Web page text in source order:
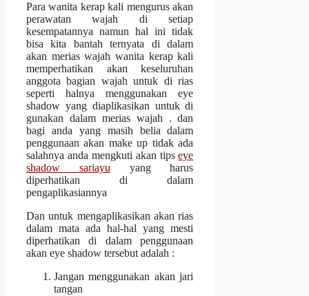
Para wanita kerap kali mengurus akan
perawatan wajah di setiap
kesempatannya namun hal ini tidak
bisa kita bantah ternyata di dalam
akan merias wajah wanita kerap kali
memperhatikan akan keseluruhan
anggota bagian wajah untuk di rias
seperti halnya menggunakan eye
shadow yang diaplikasikan untuk di
gunakan dalam merias wajah . dan
bagi anda yang masih belia dalam
penggunaan akan make up tidak ada
salahnya anda mengkuti akan tipseye
shadow sariayu yang harus
diperhatikan di dalam
pengaplikasiannya
Dan untuk mengaplikasikan akan rias
dalam mata ada hal-hal yang mesti
diperhatikan di dalam penggunaan
akan eye shadow tersebut adalah :
Jangan menggunakan akan jari
tangan